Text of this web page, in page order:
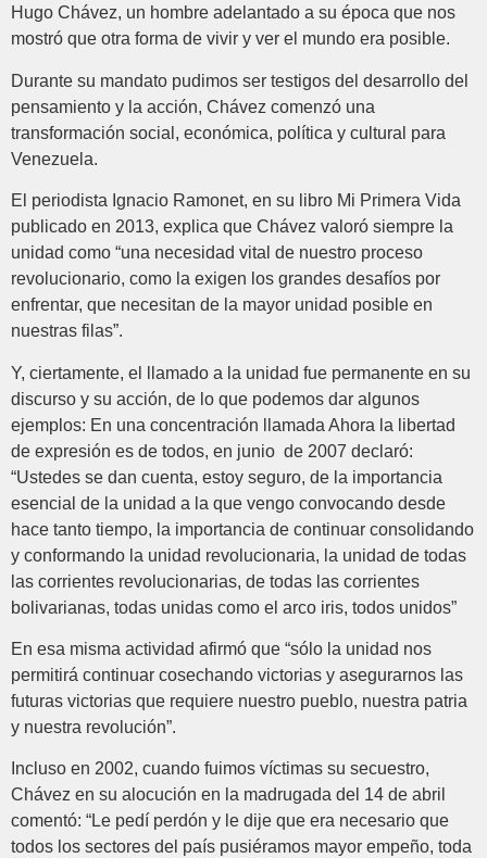
Hugo Chávez, un hombre adelantado a su época que nos
mostró que otra forma de vivir y ver el mundo era posible.
Durante su mandato pudimos ser testigos del desarrollo del
pensamiento y la acción, Chávez comenzó una
transformación social, económica, política y cultural para
Venezuela.
El periodista Ignacio Ramonet, en su libro Mi Primera Vida
publicado en 2013, explica que Chávez valoró siempre la
unidad como “una necesidad vital de nuestro proceso
revolucionario, como la exigen los grandes desafíos por
enfrentar, que necesitan de la mayor unidad posible en
nuestras filas”.
Y, ciertamente, el llamado a la unidad fue permanente en su
discurso y su acción, de lo que podemos dar algunos
ejemplos: En una concentración llamada Ahora la libertad
de expresión es de todos, en junio de 2007 declaró:
“Ustedes se dan cuenta, estoy seguro, de la importancia
esencial de la unidad a la que vengo convocando desde
hace tanto tiempo, la importancia de continuar consolidando
y conformando la unidad revolucionaria, la unidad de todas
las corrientes revolucionarias, de todas las corrientes
bolivarianas, todas unidas como el arco iris, todos unidos”
En esa misma actividad afirmó que “sólo la unidad nos
permitirá continuar cosechando victorias y asegurarnos las
futuras victorias que requiere nuestro pueblo, nuestra patria
y nuestra revolución”.
Incluso en 2002, cuando fuimos víctimas su secuestro,
Chávez en su alocución en la madrugada del 14 de abril
comentó: “Le pedí perdón y le dije que era necesario que
todos los sectores del país pusiéramos mayor empeño, toda